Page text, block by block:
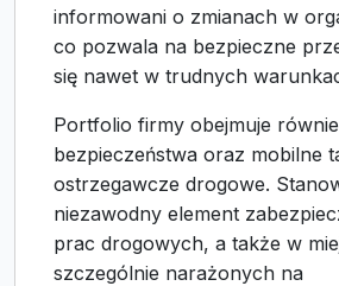
informowani o zmianach w
co pozwala na bezpieczne
się nawet w trudnych
Portfolio firmy obejmuje
bezpieczeństwa oraz mobilne
ostrzegawcze drogowe.
niezawodny element
prac drogowych, a także w
szczególnie narażonych na